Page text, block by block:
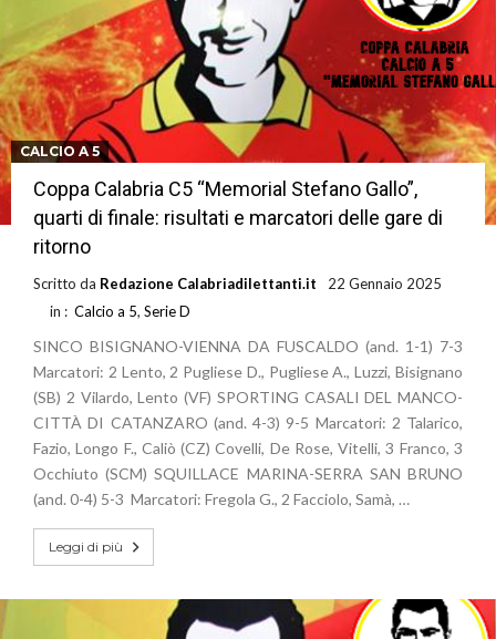
CALCIO A 5
Coppa Calabria C5 “Memorial Stefano Gallo”,
quarti di finale: risultati e marcatori delle gare di
ritorno
Scritto da Redazione Calabriadilettanti.it
22 Gennaio 2025
in : Calcio a 5, Serie D
SINCO BISIGNANO-VIENNA DA FUSCALDO (and. 1-1) 7-3
Marcatori: 2 Lento, 2 Pugliese D., Pugliese A., Luzzi, Bisignano
(SB) 2 Vilardo, Lento (VF) SPORTING CASALI DEL MANCO-
CITTÀ DI CATANZARO (and. 4-3) 9-5 Marcatori: 2 Talarico,
Fazio, Longo F., Caliò (CZ) Covelli, De Rose, Vitelli, 3 Franco, 3
Occhiuto (SCM) SQUILLACE MARINA-SERRA SAN BRUNO
(and. 0-4) 5-3 Marcatori: Fregola G., 2 Facciolo, Samà, …
Leggi di più